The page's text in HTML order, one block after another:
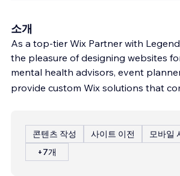
소개
As a top-tier Wix Partner with Legend
the pleasure of designing websites
mental health advisors, event
provide custom Wix solutions that
콘텐츠 작성 사이트 이전
모바일
+7개